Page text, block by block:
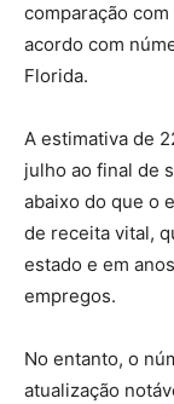
comparação
acordo com
Florida.
A estimativa de
julho ao final de
abaixo do que o
de receita vital,
estado e em
empregos.
No entanto, o
atualização